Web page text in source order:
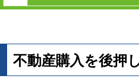
不動産購入を後押